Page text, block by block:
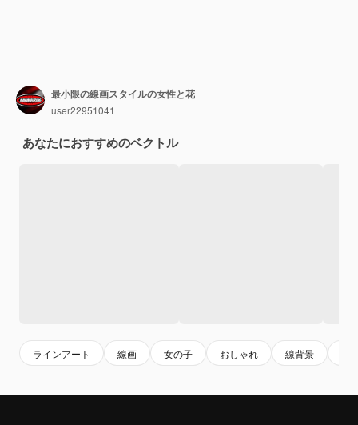
最小限の線画スタイルの女性と花
user22951041
あなたにおすすめのベクトル
ラインアート 線画 女の子 おしゃれ 線背景